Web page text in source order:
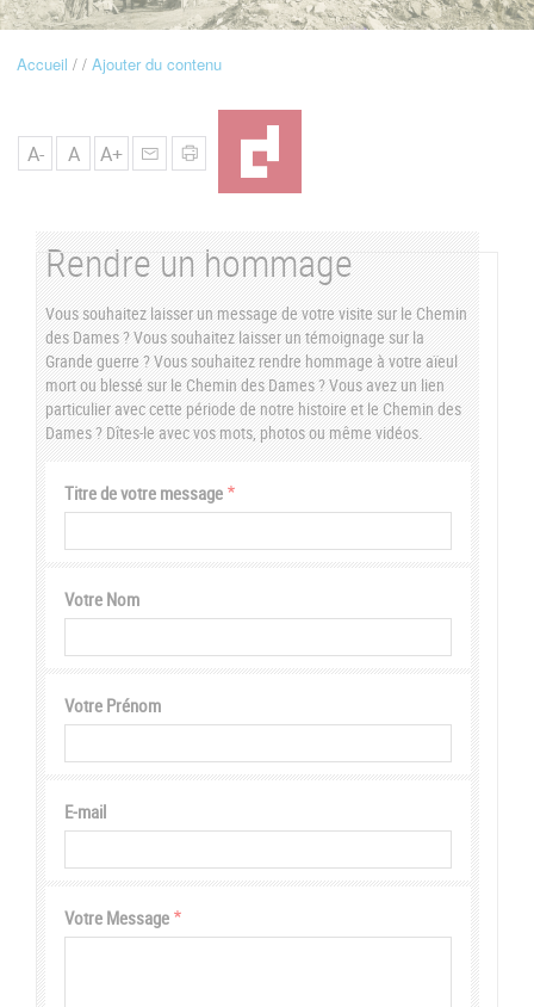
FilAccueil Ajouter du contenu
A- A A+
Rendre un hommage
Vous souhaitez laisser un message de votre visite sur le Chemin
des Dames ? Vous souhaitez laisser un témoignage sur la
Grande guerre ? Vous souhaitez rendre hommage à votre aïeul
mort ou blessé sur le Chemin des Dames ? Vous avez un lien
particulier avec cette période de notre histoire et le Chemin des
Dames ? Dîtes-le avec vos mots, photos ou même vidéos.
Titre de votre message
Votre Nom
Votre Prénom
E-mail
Votre Message
Vertical
Tabs